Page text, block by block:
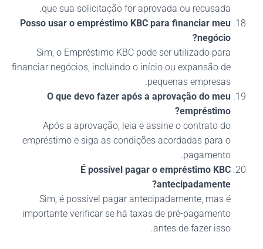
que sua solicitação for aprovada ou recusada.
Posso usar o empréstimo KBC para financiar meu
negócio?
Sim, o Empréstimo KBC pode ser utilizado para
financiar negócios, incluindo o início ou expansão de
pequenas empresas.
O que devo fazer após a aprovação do meu
empréstimo?
Após a aprovação, leia e assine o contrato do
empréstimo e siga as condições acordadas para o
pagamento.
É possível pagar o empréstimo KBC
antecipadamente?
Sim, é possível pagar antecipadamente, mas é
importante verificar se há taxas de pré-pagamento
antes de fazer isso.